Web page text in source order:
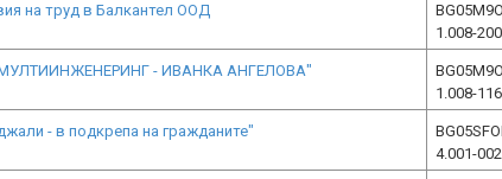
на труд в Балкантел ООД
1.008-
МУЛТИИНЖЕНЕРИНГ - ИВАНКА АНГЕЛОВА"
1.008-
- в подкрепа на гражданите"
4.001-